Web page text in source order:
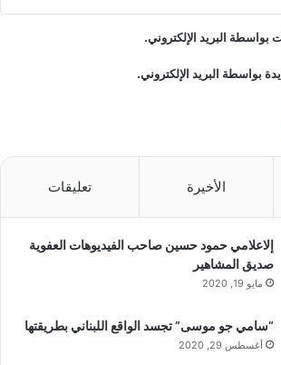
بواسطة البريد الإلكتروني.
بواسطة البريد الإلكتروني.
الأخيرة تعليقات
إلاعلامي حمود حسين صاحب الفيديوهات العفوية
صديق المشاهير
مايو 19, 2020
“سامي جو موسى” تجسد الواقع اللبناني بطريقتها
أغسطس 29, 2020